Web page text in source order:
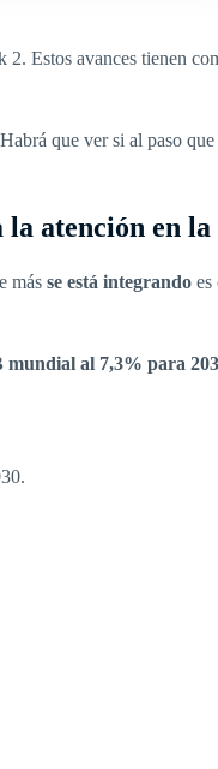
2. Estos avances tienen
que ver si al paso
la atención en
más se está integrando es
mundial al 7,3% para